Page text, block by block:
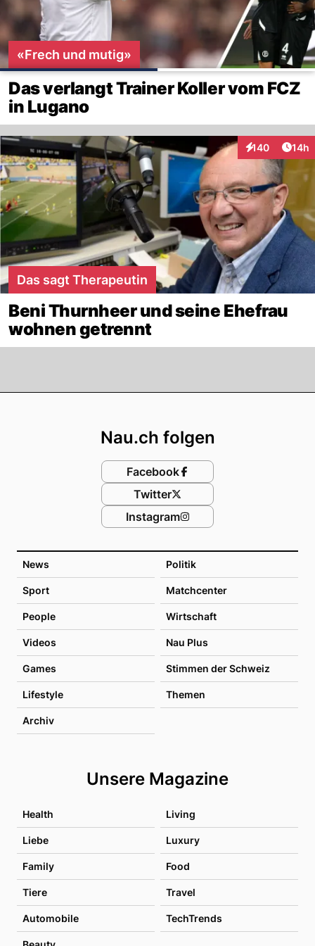
«Frech und mutig»
Das verlangt Trainer Koller vom FCZ
in Lugano
140
Interaktionen
14h
Das sagt Therapeutin
Beni Thurnheer und seine Ehefrau
wohnen getrennt
News Politik
Sport Matchcenter
People Wirtschaft
Videos Nau Plus
Games Stimmen der Schweiz
Lifestyle Themen
Archiv
Unsere Magazine
Health Living
Liebe Luxury
Family Food
Tiere Travel
Automobile TechTrends
Nau.ch folgen
Facebook
Twitter
Instagram